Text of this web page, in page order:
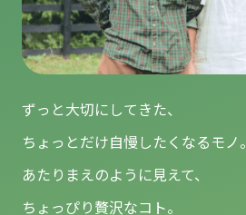
ずっと大切にしてきた、
ちょっとだけ自慢したくなるモノ。
あたりまえのように見えて、
ちょっぴり贅沢なコト。